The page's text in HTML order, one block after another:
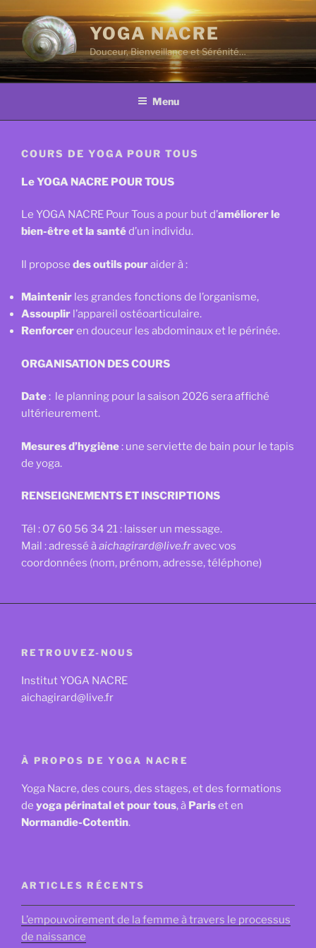
au
contenu
principal
YOGA NACRE
Douceur, Bienveillance et Sérénité…
Menu
COURS DE YOGA POUR TOUS
Le YOGA NACRE POUR TOUS
Le YOGA NACRE Pour Tous a pour but d’améliorer le
bien-être et la santéd’un individu.
Il propose des outils pouraider à :
Maintenir les grandes fonctions de l’organisme,
Assouplir l’appareil ostéoarticulaire.
Renforceren douceur les abdominaux et le périnée.
ORGANISATION DES COURS
Date: le planning pour la saison 2026 sera affiché
ultérieurement.
Mesures d’hygiène: une serviette de bain pour le tapis
de yoga.
RENSEIGNEMENTS ET INSCRIPTIONS
Tél : 07 60 56 34 21 : laisser un message.
Mail : adressé à aichagirard@live.fravec vos
coordonnées (nom, prénom, adresse, téléphone)
RETROUVEZ-NOUS
Institut YOGA NACRE
aichagirard@live.fr
À PROPOS DE YOGA NACRE
Yoga Nacre, des cours, des stages, et des formations
de yoga périnatal et pour tous, à Pariset en
Normandie-Cotentin.
ARTICLES RÉCENTS
L’empouvoirement de la femme à travers le processus
de naissance